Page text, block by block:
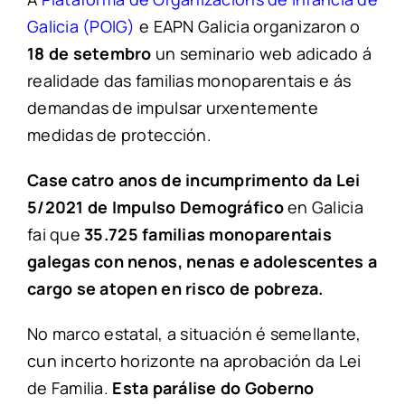
Galicia (POIG) e EAPN Galicia organizaron o
18 de setembro un seminario web adicado á
realidade das familias monoparentais e ás
demandas de impulsar urxentemente
medidas de protección.
Case catro anos de incumprimento da Lei
5/2021 de Impulso Demográficoen Galicia
fai que35.725 familias monoparentais
galegas con nenos, nenas e adolescentes a
cargo se atopen en risco de pobreza.
No marco estatal, a situación é semellante,
cun incerto horizonte na aprobación da Lei
de Familia. Esta parálise do Goberno